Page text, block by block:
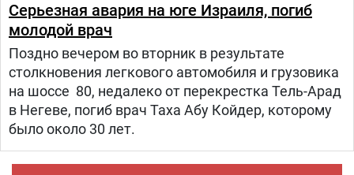
Серьезная авария на юге Израиля, погиб
молодой врач
Поздно вечером во вторник в результате
столкновения легкового автомобиля и грузовика
на шоссе 80, недалеко от перекрестка Тель-Арад
в Негеве, погиб врач Таха Абу Койдер, которому
было около 30 лет.